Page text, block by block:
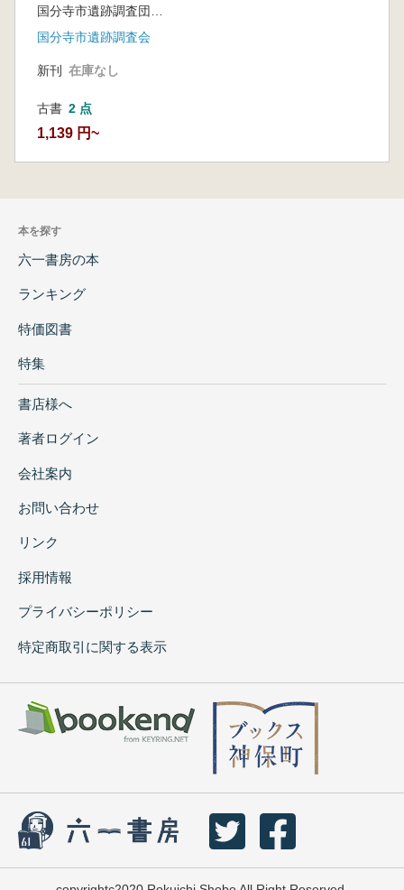
なう調査
国分寺市遺跡調査会
新刊 在庫なし
古書 2 点
1,139 円~
本を探す
六一書房の本
ランキング
特価図書
特集
書店様へ
著者ログイン
会社案内
お問い合わせ
リンク
採用情報
プライバシーポリシー
特定商取引に関する表示